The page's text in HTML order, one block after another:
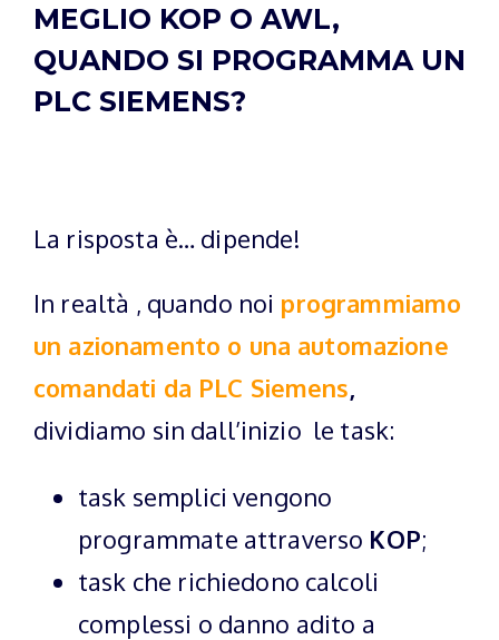
MEGLIO KOP O AWL,
QUANDO SI PROGRAMMA UN
PLC SIEMENS?
La risposta è… dipende!
In realtà , quando noi programmiamo
un azionamento o una automazione
comandati da PLC Siemens,
dividiamo sin dall’inizio le task:
task semplici vengono
programmate attraverso KOP;
task che richiedono calcoli
complessi o danno adito a